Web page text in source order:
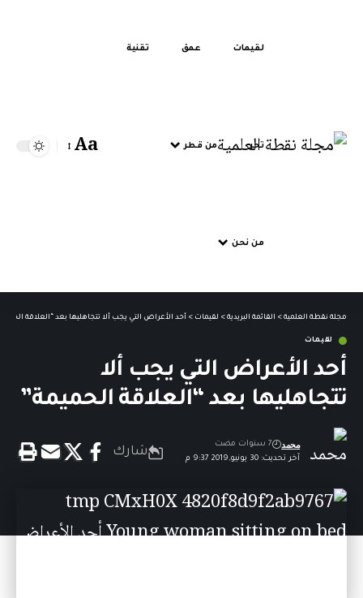
لقيمات عمق تقنية
تحر من قطر
من نحن
Aa
مجلة نقطة العلمية > القائمة البريدية > لقيمات > أحد الأعراض التي يجب ألا تتجاهليها بعد “العلاقة
لقيمات
أحد الأعراض التي يجب ألا
تتجاهليها بعد “العلاقة الحميمة”
آخر تحديث: 30 يونيو,2019 9:37 م
محمد 7 سنوات مضت
شارك